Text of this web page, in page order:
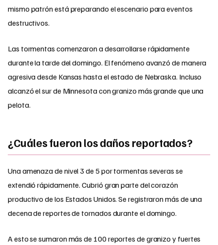
mismo patrón está preparando el escenario para eventos
destructivos.
Las tormentas comenzaron a desarrollarse rápidamente
durante la tarde del domingo. El fenómeno avanzó de manera
agresiva desde Kansas hasta el estado de Nebraska. Incluso
alcanzó el sur de Minnesota con granizo más grande que una
pelota.
¿Cuáles fueron los daños reportados?
Una amenaza de nivel 3 de 5 por tormentas severas se
extendió rápidamente. Cubrió gran parte del corazón
productivo de los Estados Unidos. Se registraron más de una
decena de reportes de tornados durante el domingo.
A esto se sumaron más de 100 reportes de granizo y fuertes